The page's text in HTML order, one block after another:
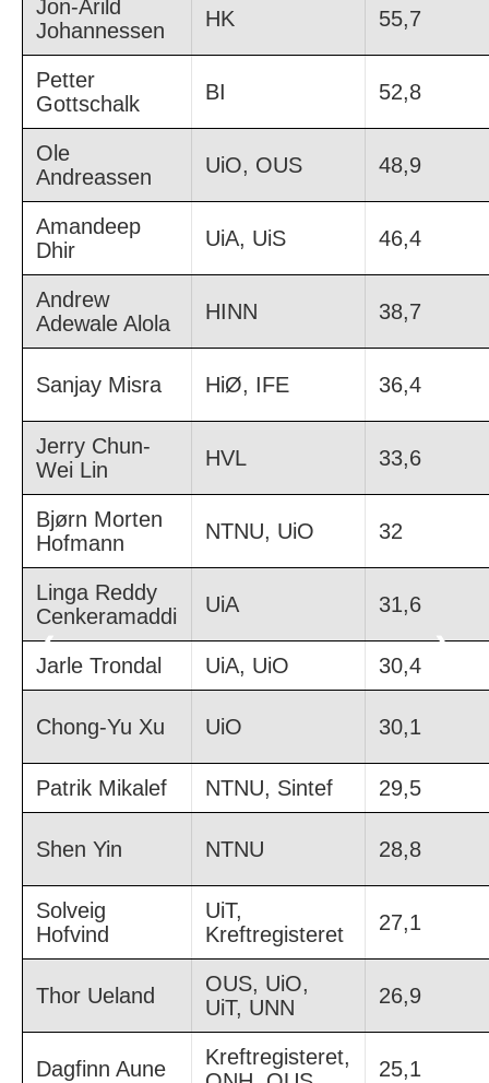
Jon-Arild
Johannessen
HK 55,7
Petter
Gottschalk
BI 52,8
Ole
Andreassen
UiO, OUS 48,9
Amandeep
Dhir
UiA, UiS 46,4
Andrew
Adewale Alola
HINN 38,7
Sanjay Misra HiØ, IFE 36,4
Jerry Chun-
Wei Lin
HVL 33,6
Bjørn Morten
Hofmann
NTNU, UiO 32
Linga Reddy
Cenkeramaddi
UiA 31,6
Jarle Trondal UiA, UiO 30,4
Chong-Yu Xu UiO 30,1
Patrik Mikalef NTNU, Sintef 29,5
Shen Yin NTNU 28,8
Solveig
Hofvind
UiT,
Kreftregisteret
27,1
Thor Ueland
OUS, UiO,
UiT, UNN
26,9
Dagfinn Aune
Kreftregisteret,
25,1
❮ ❯